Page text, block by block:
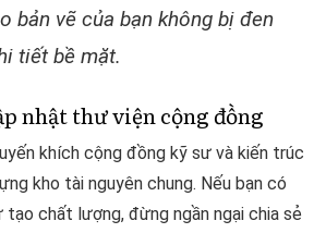
bản vẽ của bạn không bị đen
tiết bề mặt.
nhật thư viện cộng đồng
khích cộng đồng kỹ sư và kiến trúc
kho tài nguyên chung. Nếu bạn có
chất lượng, đừng ngần ngại chia sẻ